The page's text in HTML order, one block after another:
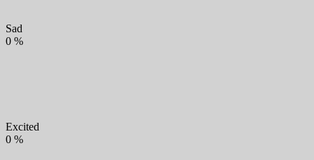
Sad
0 %
Excited
0 %